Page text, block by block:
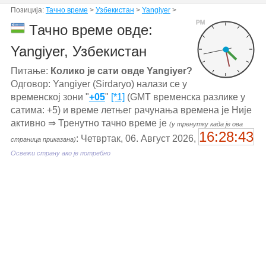
Позиција: Тачно време > Узбекистан > Yangiyer>
PM
Тачно време овде:
Yangiyer, Узбекистан
Питање: Колико је сати овде Yangiyer?
Одговор: Yangiyer (Sirdaryo) налази се у
временској зони "+05" [*1] (GMT временска разлике у
сатима: +5) и време летњег рачунања времена је Није
активно ⇒ Тренутно тачно време је (у тренутку када је ова
страница приказана): Четвртак, 06. Август 2026, 16:28:43
Освежи страну ако је потребно